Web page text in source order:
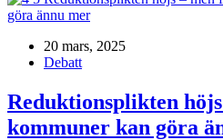
tre
bästa
fastighetsägare
eldrift
20 mars, 2025
Debatt
Reduktionsplikten
kommuner kan göra